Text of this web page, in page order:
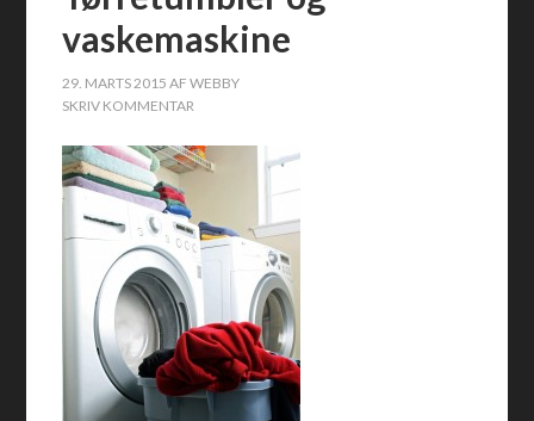
vaskemaskine
29. MARTS 2015 AFWEBBY
SKRIV KOMMENTAR